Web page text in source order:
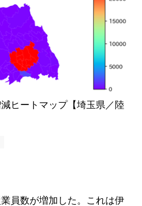
ヒートマップ【埼玉県／陸
員数が増加した。これは伊